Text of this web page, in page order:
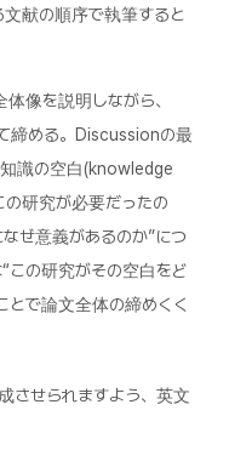
献の順序で執筆すると
像を説明しながら、
締める。Discussionの最
知識の空白(knowledge
の研究が必要だったの
ぜ意義があるのか”につ
この研究がその空白をど
とで論文全体の締めくく
させられますよう、英文